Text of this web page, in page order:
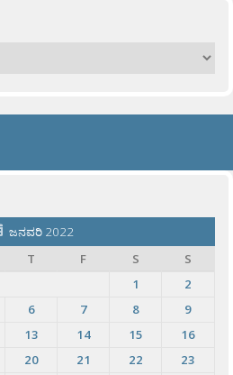
ಜನವರಿ 2022
T F S
S
1
2
6 7 8
9
13 14 15
16
20 21 22
23